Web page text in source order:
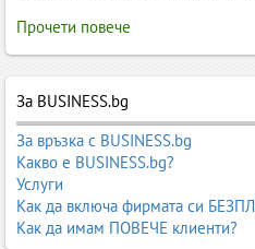
Почистващи препарати –
бизнеса и
на чиста, безопасна и
и в професионални обекти като
болници, производствени
Категорията„Почистващи
производители, вносители,
фирми, предлагащи широка гама
професионална хигиена.
Прочети повече
За BUSINESS.bg
За връзка с BUSINESS.bg
Какво е BUSINESS.bg?
Услуги
Как да включа фирмата си
Как да имам ПОВЕЧЕ клиенти?